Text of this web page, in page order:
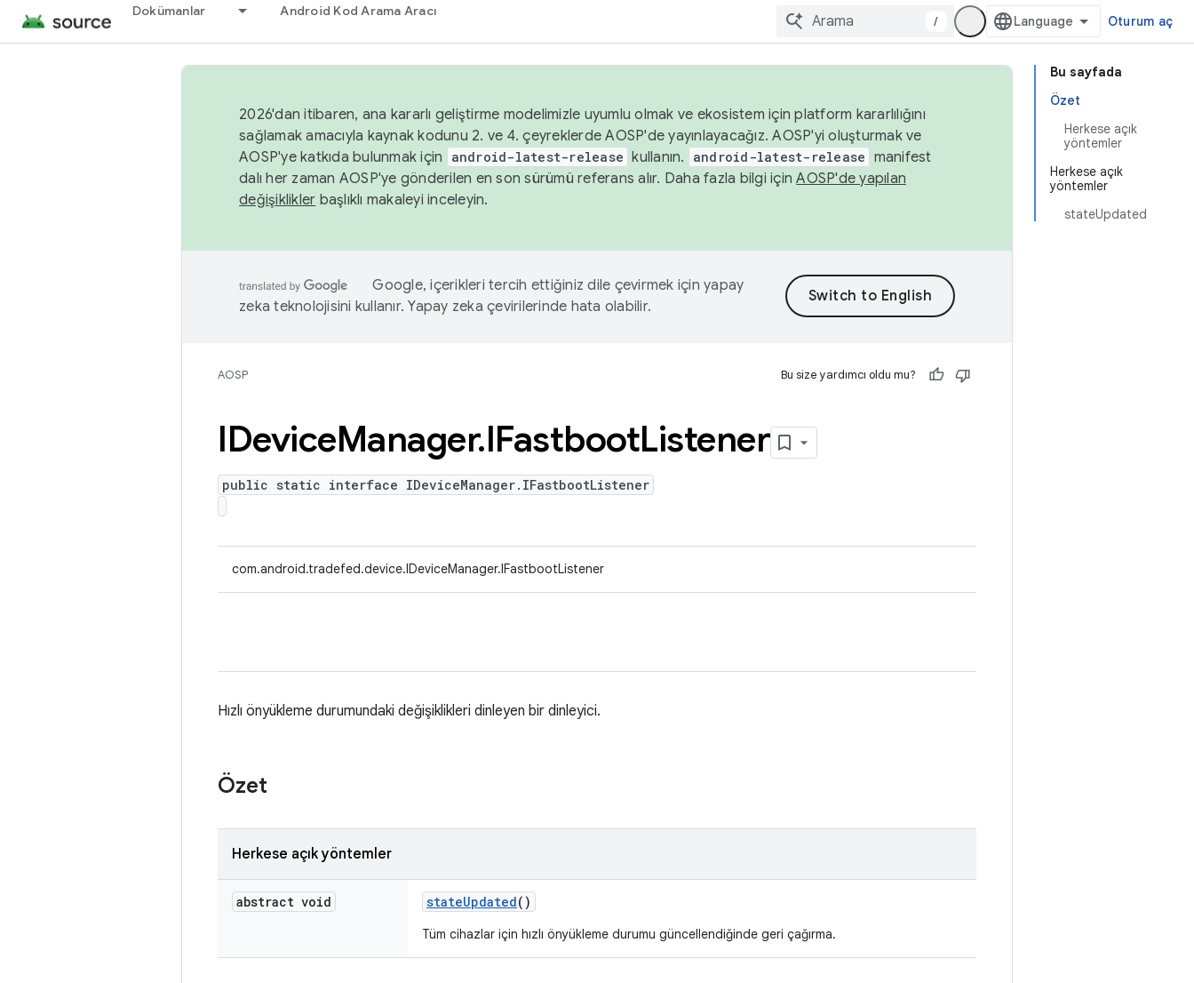
Dokümanlar Android Kod Arama Aracı
/ Oturum aç
Bu sayfada
Özet
Herkese açık
yöntemler
Herkese açık
yöntemler
stateUpdated
2026'dan itibaren, ana kararlı geliştirme modelimizle uyumlu olmak ve ekosistem için platform kararlılığını
sağlamak amacıyla kaynak kodunu 2. ve 4. çeyreklerde AOSP'de yayınlayacağız. AOSP'yi oluşturmak ve
AOSP'ye katkıda bulunmak için
android-latest-release kullanın. android-latest-release manifest
dalı her zaman AOSP'ye gönderilen en son sürümü referans alır. Daha fazla bilgi içinAOSP'de yapılan
değişiklikler başlıklı makaleyi inceleyin.
Google, içerikleri tercih ettiğiniz dile çevirmek için yapay
zeka teknolojisini kullanır. Yapay zeka çevirilerinde hata olabilir.
AOSP Bu size yardımcı oldu mu?
IDeviceManager.IFastbootListener
public static interface IDeviceManager.IFastbootListener
com.android.tradefed.device.IDeviceManager.IFastbootListener
Hızlı önyükleme durumundaki değişiklikleri dinleyen bir dinleyici.
Özet
Herkese açık yöntemler
abstract void stateUpdated()
Tüm cihazlar için hızlı önyükleme durumu güncellendiğinde geri çağırma.